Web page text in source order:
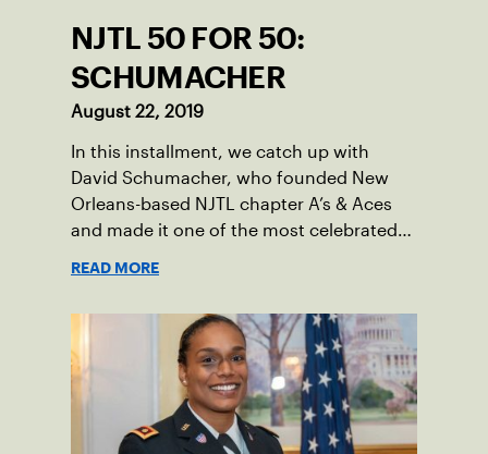
NJTL 50 FOR 50:
SCHUMACHER
August 22, 2019
In this installment, we catch up with
David Schumacher, who founded New
Orleans-based NJTL chapter A’s & Aces
and made it one of the most celebrated
READ MORE